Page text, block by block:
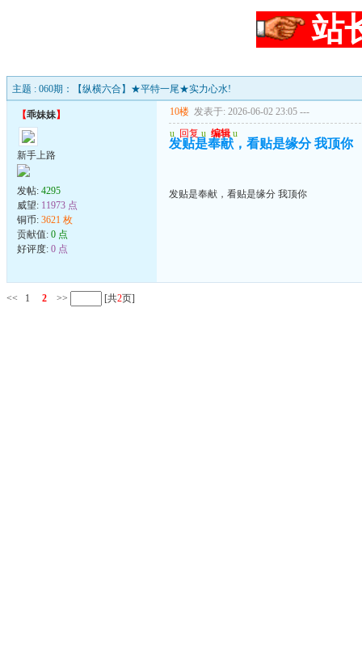
站
主题 : 060期：【纵横六合】★平特一尾★实力心水!
【乖妹妹】
新手上路
发帖: 4295
威望: 11973 点
铜币: 3621 枚
贡献值: 0 点
好评度: 0 点
10楼 发表于: 2026-06-02 23:05 ---
u 回复 u 编辑 u
发贴是奉献，看贴是缘分 我顶你
发贴是奉献，看贴是缘分 我顶你
<< 1 2 >> [共2页]